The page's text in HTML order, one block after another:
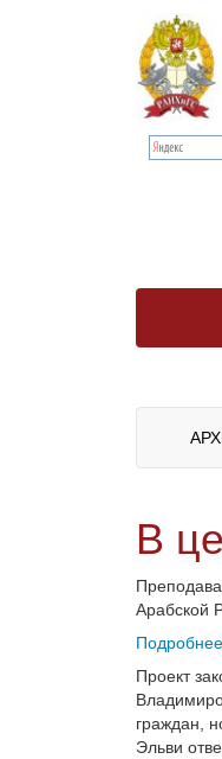
В
Арабской
Подробнее
Проект
граждан,
Эльви